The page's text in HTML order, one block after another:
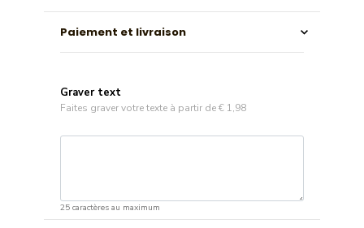
Paiement et livraison
Graver text
Faites graver votre texte à partir de€ 1,98
25 caractères au maximum